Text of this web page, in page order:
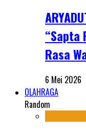
“Sapta
Rasa
6 Mei 2026
OLAHRAGA
Random